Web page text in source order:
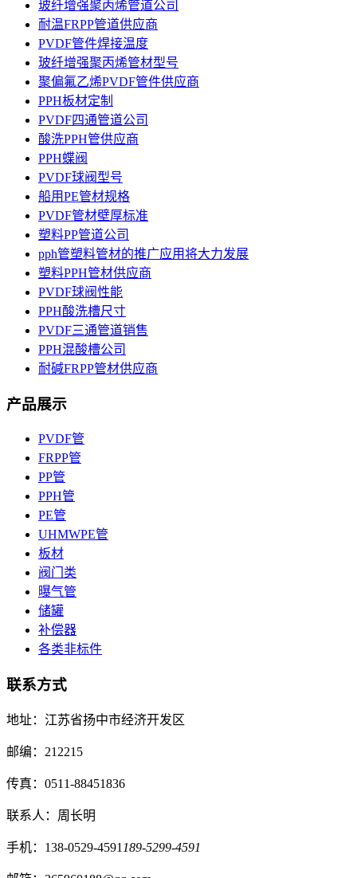
玻纤增强聚丙烯管道公司
耐温FRPP管道供应商
PVDF管件焊接温度
玻纤增强聚丙烯管材型号
聚偏氟乙烯PVDF管件供应商
PPH板材定制
PVDF四通管道公司
酸洗PPH管供应商
PPH蝶阀
PVDF球阀型号
船用PE管材规格
PVDF管材壁厚标准
塑料PP管道公司
pph管塑料管材的推广应用将大力发展
塑料PPH管材供应商
PVDF球阀性能
PPH酸洗槽尺寸
PVDF三通管道销售
PPH混酸槽公司
耐碱FRPP管材供应商
产品展示
PVDF管
FRPP管
PP管
PPH管
PE管
UHMWPE管
板材
阀门类
曝气管
储罐
补偿器
各类非标件
联系方式
地址：江苏省扬中市经济开发区
邮编：212215
传真：0511-88451836
联系人：周长明
手机：138-0529-4591 189-5299-4591